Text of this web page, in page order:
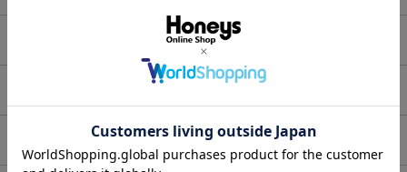
ファッショングッズ
アンダーウェア